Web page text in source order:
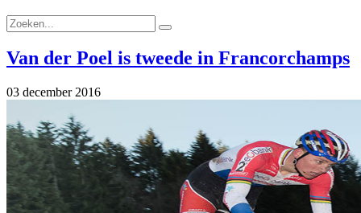
Van der Poel is tweede in Francorchamps
03 december 2016